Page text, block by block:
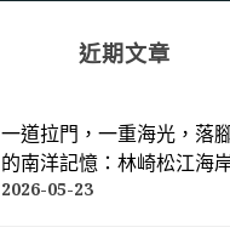
近期文章
一道拉門，一重海光，落
的南洋記憶：林崎松江海
2026-05-23